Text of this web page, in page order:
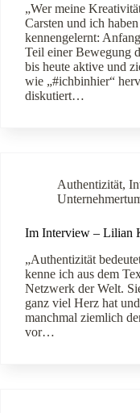
„Wer meine
Carsten und ich
kennengelernt:
Teil einer Bewegung
bis heute aktive und
wie „#ichbinhier“
diskutiert…
Authentizität,
Im Interview – Lilian
„Authentizität
kenne ich aus dem
Netzwerk der Welt.
ganz viel Herz hat
manchmal ziemlich
vor…